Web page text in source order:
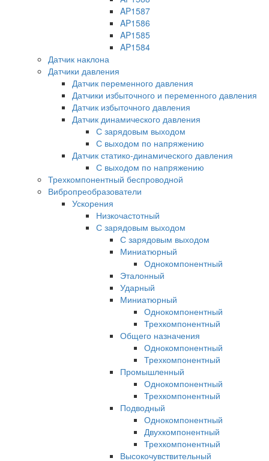
AP1587
AP1586
AP1585
AP1584
Датчик наклона
Датчики давления
Датчик переменного давления
Датчики избыточного и переменного давления
Датчик избыточного давления
Датчик динамического давления
С зарядовым выходом
С выходом по напряжению
Датчик статико-динамического давления
С выходом по напряжению
Трехкомпонентный беспроводной
Вибропреобразователи
Ускорения
Низкочастотный
С зарядовым выходом
С зарядовым выходом
Миниатюрный
Однокомпонентный
Эталонный
Ударный
Миниатюрный
Однокомпонентный
Трехкомпонентный
Общего назначения
Однокомпонентный
Трехкомпонентный
Промышленный
Однокомпонентный
Трехкомпонентный
Подводный
Однокомпонентный
Двухкомпонентный
Трехкомпонентный
Высокочувствительный